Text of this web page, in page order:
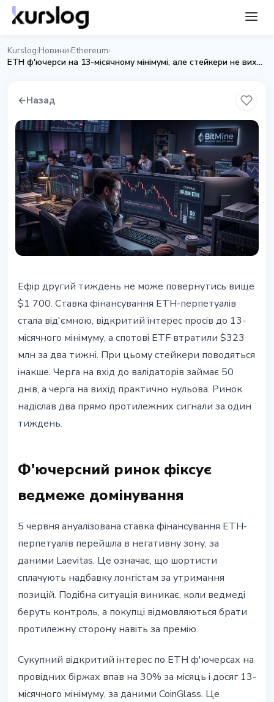
Kurslog›Новини›Ethereum›
ETH ф'ючерси на 13-місячному мінімумі, але стейкери не виходять
←Назад
ETH ф'ючерси на 13-місячному
мінімумі, але стейкери не
виходять
13 червня 2026 р. 4 хв читання
Наталія Дорофєєва
Ефір другий тиждень не може повернутись вище
$1 700. Ставка фінансування ETH-перпетуалів
стала від'ємною, відкритий інтерес просів до 13-
місячного мінімуму, а спотові ETF втратили $323
млн за два тижні. При цьому стейкери поводяться
інакше. Черга на вхід до валідаторів займає 50
днів, а черга на вихід практично нульова. Ринок
надіслав два прямо протилежних сигнали за один
тиждень.
Ф'ючерсний ринок фіксує
ведмеже домінування
5 червня ануалізована ставка фінансування ETH-
перпетуалів перейшла в негативну зону, за
даними Laevitas. Це означає, що шортисти
сплачують надбавку лонгістам за утримання
позицій. Подібна ситуація виникає, коли ведмеді
беруть контроль, а покупці відмовляються брати
протилежну сторону навіть за премію.
Сукупний відкритий інтерес по ETH ф'ючерсах на
провідних біржах впав на 30% за місяць і досяг 13-
місячного мінімуму, за даними CoinGlass. Це